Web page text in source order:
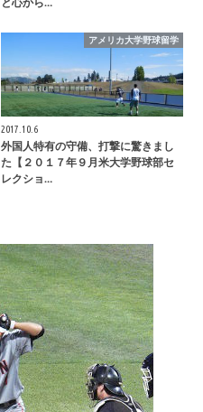
アメリカ大学野球留学
2017.10.6
外国人特有の守備、打撃に驚きまし
た【２０１７年９月米大学野球部セ
レクショ…